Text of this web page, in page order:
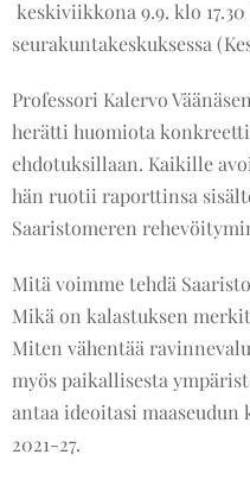
keskiviikkona 9.9. klo
seurakuntakeskuksessa
Professori Kalervo
herätti huomiota
ehdotuksillaan. Kaikille
hän ruotii raporttinsa
Saaristomeren
Mitä voimme tehdä
Mikä on kalastuksen
Miten vähentää
myös paikallisesta
antaa ideoitasi
2021-27.